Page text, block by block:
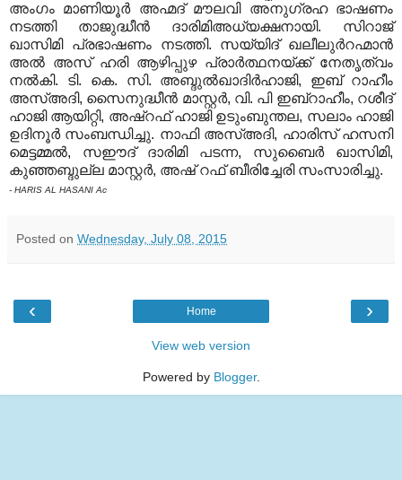
അംഗം മാണിയൂര്‍ അഹ്മദ് മൗലവി അനുഗ്രഹ ഭാഷണം
നടത്തി താജുദ്ധീന്‍ ദാരിമിഅധ്യക്ഷനായി. സിറാജ്
ഖാസിമി പ്രഭാഷണം നടത്തി. സയ്യിദ് ഖലീലുര്‍റഹ്മാന്‍
അല്‍ അസ് ഹരി ആഴിപ്പുഴ പ്രാര്‍ത്ഥനയ്ക്ക് നേതൃത്വം
നല്‍കി. ടി. കെ. സി. അബ്ദുല്‍ഖാദിര്‍ഹാജി, ഇബ് റാഹീം
അസ്അദി, സൈനുദ്ധീന്‍ മാസ്റ്റര്‍, വി. പി ഇബ്‌റാഹീം, റശീദ്
ഹാജി ആയിറ്റി, അഷ്‌റഫ് ഹാജി ഉടുംബുന്തല, സലാം ഹാജി
ഉദിനൂര്‍ സംബന്ധിച്ചു. നാഫി അസ്അദി, ഹാരിസ് ഹസനി
മെട്ടമ്മല്‍, സഈദ് ദാരിമി പടന്ന, സുബൈര്‍ ഖാസിമി,
കുഞ്ഞബ്ദുല്ല മാസ്റ്റര്‍, അഷ് റഫ് ബീരിച്ചേരി സംസാരിച്ചു.
- HARIS AL HASANI Ac
Posted on Wednesday, July 08, 2015
‹ ›
Home
View web version
Powered by Blogger.